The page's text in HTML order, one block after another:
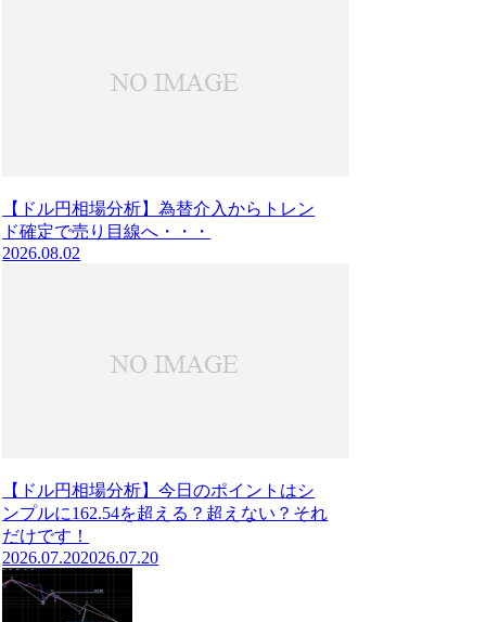
【ドル円相場分析】為替介入からトレン
ド確定で売り目線へ・・・
2026.08.02
【ドル円相場分析】今日のポイントはシ
ンプルに162.54を超える？超えない？それ
だけです！
2026.07.202026.07.20